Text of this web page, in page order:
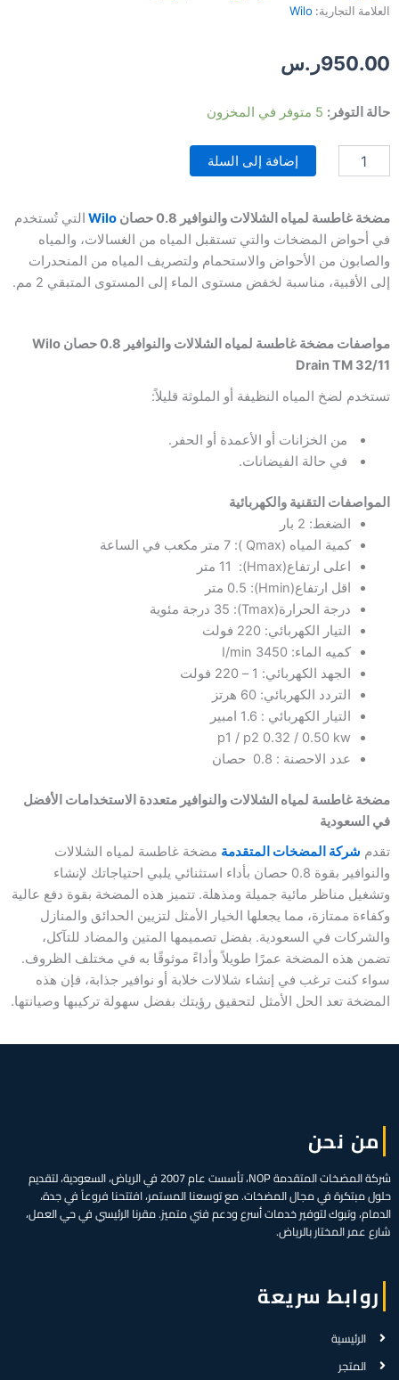
العلامة التجارية: Wilo
950.00ر.س
حالة التوفر: 5 متوفر في المخزون
كمية
غاطسة
الشلالات
0.8
حصان
Drainage
pump
TM
32/11
إضافة إلى السلة
مضخة غاطسة لمياه الشلالات والنوافير 0.8 حصان Wilo التي تُستخدم
في أحواض المضخات والتي تستقبل المياه من الغسالات، والمياه
والصابون من الأحواض والاستحمام ولتصريف المياه من المنحدرات
إلى الأقبية، مناسبة لخفض مستوى الماء إلى المستوى المتبقي 2 مم.
مواصفات مضخة غاطسة لمياه الشلالات والنوافير 0.8 حصان Wilo
Drain TM 32/11
تستخدم لضخ المياه النظيفة أو الملوثة قليلاً:
من الخزانات أو الأعمدة أو الحفر.
في حالة الفيضانات.
المواصفات التقنية والكهربائية
الضغط: 2 بار
كمية المياه (Qmax ): 7 متر مكعب في الساعة
اعلى ارتفاع(Hmax): 11 متر
اقل ارتفاع(Hmin): 0.5 متر
درجة الحرارة(Tmax): 35 درجة مئوية
التيار الكهربائي: 220 فولت
كميه الماء: 3450 I/min
الجهد الكهربائي: 1 – 220 فولت
التردد الكهربائي: 60 هرتز
التيار الكهربائي : 1.6 امبير
p1 / p2 0.32 / 0.50 kw
عدد الاحصنة : 0.8 حصان
مضخة غاطسة لمياه الشلالات والنوافير متعددة الاستخدامات الأفضل
في السعودية
تقدم شركة المضخات المتقدمة مضخة غاطسة لمياه الشلالات
والنوافير بقوة 0.8 حصان بأداء استثنائي يلبي احتياجاتك لإنشاء
وتشغيل مناظر مائية جميلة ومذهلة. تتميز هذه المضخة بقوة دفع عالية
وكفاءة ممتازة، مما يجعلها الخيار الأمثل لتزيين الحدائق والمنازل
والشركات في السعودية. بفضل تصميمها المتين والمضاد للتآكل،
تضمن هذه المضخة عمرًا طويلاً وأداءً موثوقًا به في مختلف الظروف.
سواء كنت ترغب في إنشاء شلالات خلابة أو نوافير جذابة، فإن هذه
المضخة تعد الحل الأمثل لتحقيق رؤيتك بفضل سهولة تركيبها وصيانتها.
من نحن
شركة المضخات المتقدمة NOP، تأسست عام 2007 في الرياض، السعودية، لتقديم
حلول مبتكرة في مجال المضخات. مع توسعنا المستمر، افتتحنا فروعاً في جدة،
الدمام، وتبوك لتوفير خدمات أسرع ودعم فني متميز. مقرنا الرئيسي في حي العمل،
شارع عمر المختار بالرياض.
روابط سريعة
الرئيسية
المتجر